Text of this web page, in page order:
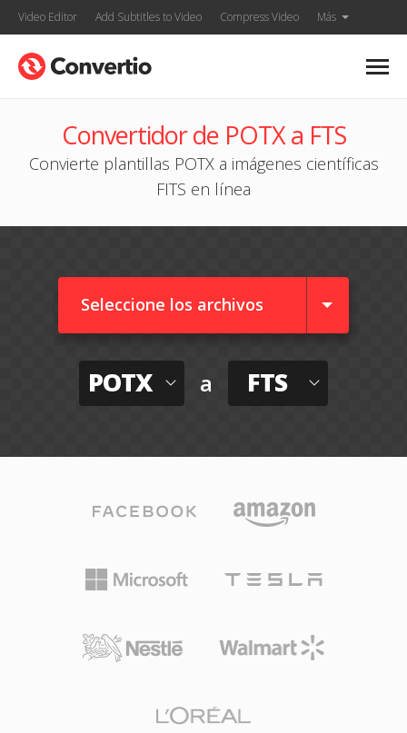
Video Editor Add Subtitles to Video Compress Video Más
Convertidor de POTX a FTS
Convierte plantillas POTX a imágenes científicas
FITS en línea
Seleccione los archivos
POTX a FTS